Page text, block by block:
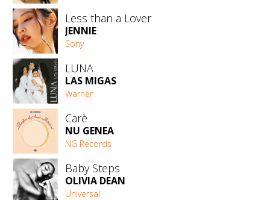
Less than a Lover
JENNIE
Sony
LUNA
LAS MIGAS
Warner
Carè
NU GENEA
NG Records
Baby Steps
OLIVIA DEAN
Universal